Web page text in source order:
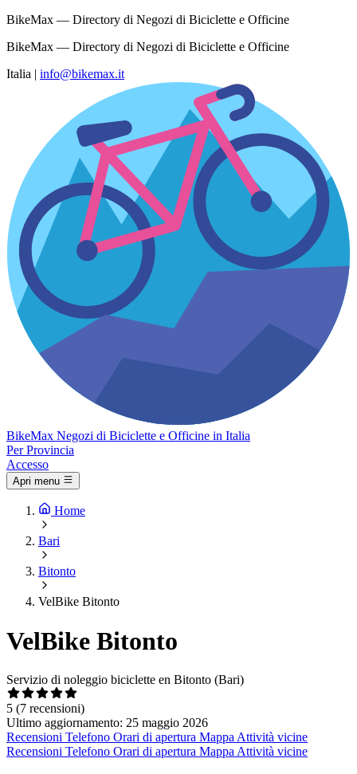
BikeMax — Directory di Negozi di Biciclette e Officine
BikeMax — Directory di Negozi di Biciclette e Officine
Italia | info@bikemax.it
BikeMax Negozi di Biciclette e Officine in Italia
Per Provincia
Accesso
Apri menu
Home
Bari
Bitonto
VelBike Bitonto
VelBike Bitonto
Servizio di noleggio biciclette en Bitonto (Bari)
5 (7 recensioni)
Ultimo aggiornamento: 25 maggio 2026
Recensioni Telefono Orari di apertura Mappa Attività vicine
Recensioni Telefono Orari di apertura Mappa Attività vicine